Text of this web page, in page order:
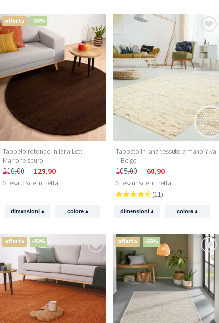
offerta -38%
Tappeto rotondo in lana Lett –
Marrone scuro
210,00 129,90
Si esaurisce in fretta
dimensioni▴ colore ▴
Tappeto in lana tessuto a mano Ylva
– Beige
105,00 60,90
Si esaurisce in fretta
(11)
dimensioni▴ colore ▴
offerta -42% offerta -33%